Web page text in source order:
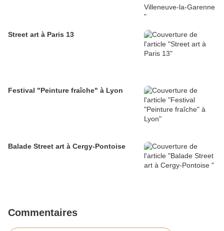
Street art à Paris 13
Festival "Peinture fraîche" à Lyon
Balade Street art à Cergy-Pontoise
Commentaires